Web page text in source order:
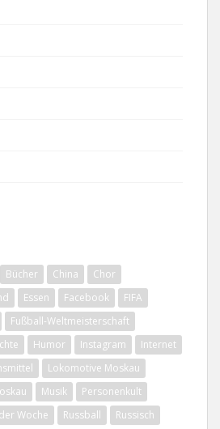
Bücher China
Chor
Essen Facebook
FIFA
Fußball-Weltmeisterschaft
Humor Instagram
Internet
Lokomotive Moskau
Musik
Personenkult
Woche Russball
Russisch